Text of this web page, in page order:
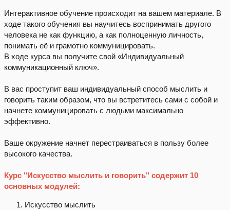
Интерактивное обучение происходит на вашем материале. В
ходе такого обучения вы научитесь воспринимать другого
человека не как функцию, а как полноценную личность,
понимать её и грамотно коммуницировать.
В ходе курса вы получите свой «Индивидуальный
коммуникационный ключ».
В вас проступит ваш индивидуальный способ мыслить и
говорить таким образом, что вы встретитесь сами с собой и
начнете коммуницировать с людьми максимально
эффективно.
Ваше окружение начнет перестраиваться в пользу более
высокого качества.
Курс "Искусство мыслить и говорить" содержит 10
основных модулей:
Искусство мыслить